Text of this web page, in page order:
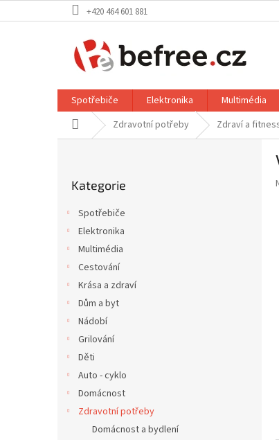
na
+420 464 601 881
Spotřebiče Elektronika Multimédia
Domů Zdravotní potřeby Zdraví a
kategorie
Kategorie
Spotřebiče
Elektronika
Multimédia
Cestování
Krása a zdraví
Dům a byt
Nádobí
Grilování
Děti
Auto - cyklo
Domácnost
Zdravotní potřeby
Domácnost a bydlení